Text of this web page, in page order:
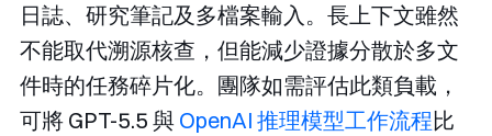
日誌、研究筆記及多檔案輸入。長上下文雖然
不能取代溯源核查，但能減少證據分散於多文
件時的任務碎片化。團隊如需評估此類負載，
可將 GPT-5.5 與 OpenAI 推理模型工作流程比